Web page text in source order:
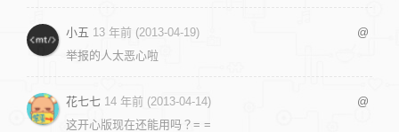
小五 13 年前 (2013-04-19)
@
举报的人太恶心啦
花七七 14 年前 (2013-04-14)
@
这开心版现在还能用吗？= =